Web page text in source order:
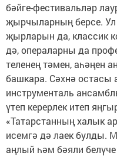
бәйге-фестивальләр
җырчыларның берсе. Ул
җырларын да, классик
дә, операларны да
теленең тәмен, аһәңен
башкара. Сәхнә остасы
инструменталь
үтеп керерлек итеп
«Татарстанның халык
исемгә дә лаек булды.
аңлый һәм бәяли